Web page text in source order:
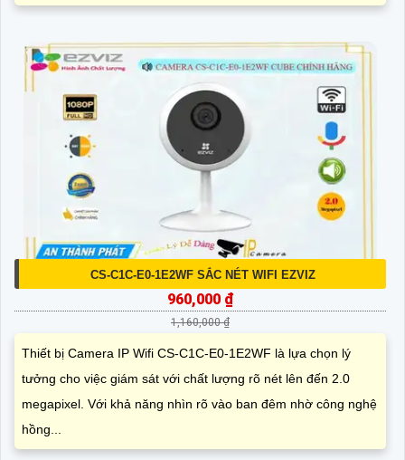
CS-C1C-E0-1E2WF SẮC NÉT WIFI EZVIZ
960,000 ₫
1,160,000 ₫
Thiết bị Camera IP Wifi CS-C1C-E0-1E2WF là lựa chọn lý
tưởng cho việc giám sát với chất lượng rõ nét lên đến 2.0
megapixel. Với khả năng nhìn rõ vào ban đêm nhờ công nghệ
hồng...